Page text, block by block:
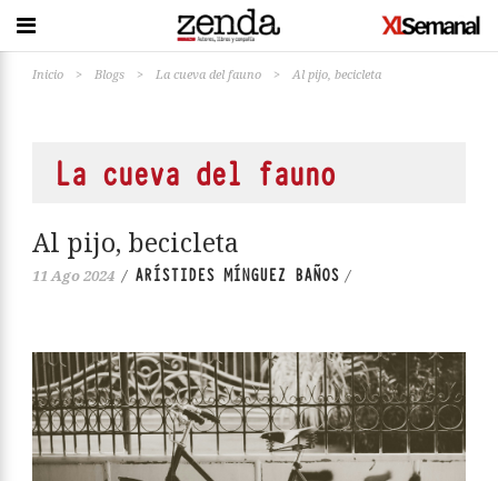
Inicio > Blogs > La cueva del fauno > Al pijo, becicleta
La cueva del fauno
Al pijo, becicleta
11 Ago 2024 / ARÍSTIDES MÍNGUEZ BAÑOS /